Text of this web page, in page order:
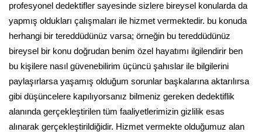
profesyonel dedektifler sayesinde sizlere bireysel konularda da
yapmış oldukları çalışmaları ile hizmet vermektedir. bu konuda
herhangi bir tereddüdünüz varsa; örneğin bu tereddüdünüz
bireysel bir konu doğrudan benim özel hayatımı ilgilendirir ben
bu kişilere nasıl güvenebilirim üçüncü şahıslar ile bilgilerini
paylaşırlarsa yaşamış olduğum sorunlar başkalarına aktarılırsa
gibi düşüncelere kapılıyorsanız bilmeniz gereken dedektiflik
alanında gerçekleştirilen tüm faaliyetlerimizin gizlilik esas
alınarak gerçekleştirildiğidir. Hizmet vermekte olduğumuz alan